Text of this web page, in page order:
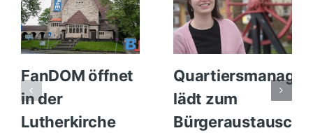
FanDOM öffnet
in der
Lutherkirche
lädt zum
Bürgeraustausch